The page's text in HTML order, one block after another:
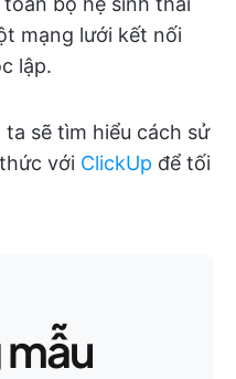
mạng lưới kết nối
lập.
sẽ tìm hiểu cách sử
với ClickUp để tối
mẫu